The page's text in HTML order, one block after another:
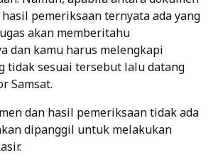
pemeriksaan ternyata ada yang
akan memberitahu
dan kamu harus melengkapi
tidak sesuai tersebut lalu datang
Samsat.
dan hasil pemeriksaan tidak ada
dipanggil untuk melakukan